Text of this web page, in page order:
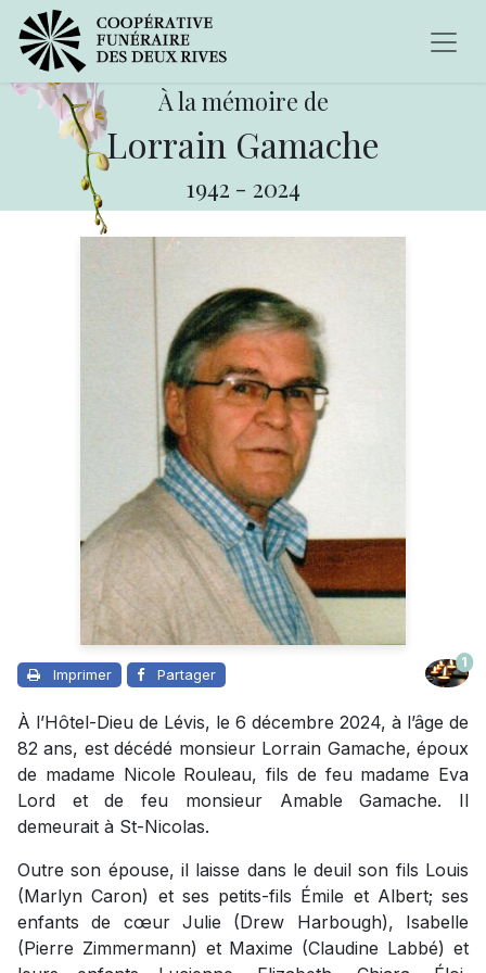
À la mémoire de
Lorrain Gamache
1942 - 2024
Imprimer Partager
1
À l’Hôtel-Dieu de Lévis, le 6 décembre 2024, à l’âge de
82 ans, est décédé monsieur Lorrain Gamache, époux
de madame Nicole Rouleau, fils de feu madame Eva
Lord et de feu monsieur Amable Gamache. Il
demeurait à St-Nicolas.
Outre son épouse, il laisse dans le deuil son fils Louis
(Marlyn Caron) et ses petits-fils Émile et Albert; ses
enfants de cœur Julie (Drew Harbough), Isabelle
(Pierre Zimmermann) et Maxime (Claudine Labbé) et